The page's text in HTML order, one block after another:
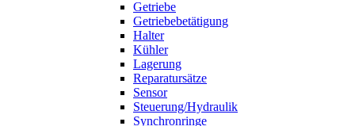
Getriebe
Getriebebetätigung
Halter
Kühler
Lagerung
Reparatursätze
Sensor
Steuerung/Hydraulik
Synchronringe